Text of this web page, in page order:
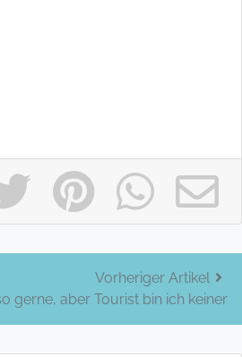
Vorheriger Artikel
gerne, aber Tourist bin ich keiner